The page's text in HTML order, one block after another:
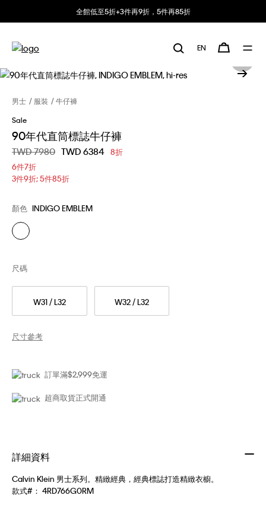
全館低至5折+3件再9折，5件再85折
EN
男士 服裝
牛仔褲
Sale
90年代直筒標誌牛仔褲
價格扣減從
TWD 7980 至
TWD 6384 8折
6件7折
3件9折; 5件85折
顏色 INDIGO EMBLEM
W31 / L32 W32 / L32
尺碼
尺寸參考
訂單滿$2,999免運
超商取貨正式開通
詳細資料
Calvin Klein 男士系列。精緻經典，經典標誌打造精緻衣櫥。
款式#： 4RD766G0RM